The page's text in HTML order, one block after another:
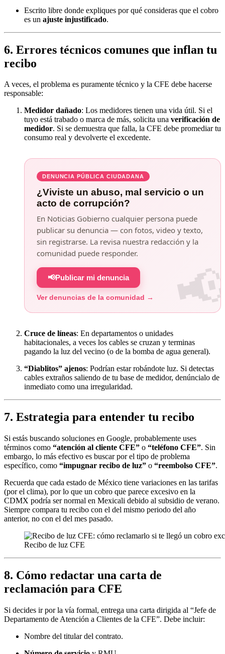
Escrito libre donde expliques por qué consideras que el cobro
es un ajuste injustificado.
6. Errores técnicos comunes que inflan tu
recibo
A veces, el problema es puramente técnico y la CFE debe hacerse
responsable:
Medidor dañado: Los medidores tienen una vida útil. Si el
tuyo está trabado o marca de más, solicita una verificación de
medidor. Si se demuestra que falla, la CFE debe promediar tu
consumo real y devolverte el excedente.
DENUNCIA PÚBLICA CIUDADANA
¿Viviste un abuso, mal servicio o un
acto de corrupción?
En Noticias Gobierno cualquier persona puede
publicar su denuncia — con fotos, video y texto,
sin registrarse. La revisa nuestra redacción y la
comunidad puede responder.
📢Publicar mi denuncia
Ver denuncias de la comunidad →
Cruce de líneas: En departamentos o unidades
habitacionales, a veces los cables se cruzan y terminas
pagando la luz del vecino (o de la bomba de agua general).
“Diablitos” ajenos: Podrían estar robándote luz. Si detectas
cables extraños saliendo de tu base de medidor, denúncialo de
inmediato como una irregularidad.
7. Estrategia para entender tu recibo
Si estás buscando soluciones en Google, probablemente uses
términos como “atención al cliente CFE” o “teléfono CFE”. Sin
embargo, lo más efectivo es buscar por el tipo de problema
específico, como “impugnar recibo de luz” o “reembolso CFE”.
Recuerda que cada estado de México tiene variaciones en las tarifas
(por el clima), por lo que un cobro que parece excesivo en la
CDMX podría ser normal en Mexicali debido al subsidio de verano.
Siempre compara tu recibo con el del mismo periodo del año
anterior, no con el del mes pasado.
Recibo de luz CFE
8. Cómo redactar una carta de
reclamación para CFE
Si decides ir por la vía formal, entrega una carta dirigida al “Jefe de
Departamento de Atención a Clientes de la CFE”. Debe incluir:
Nombre del titular del contrato.